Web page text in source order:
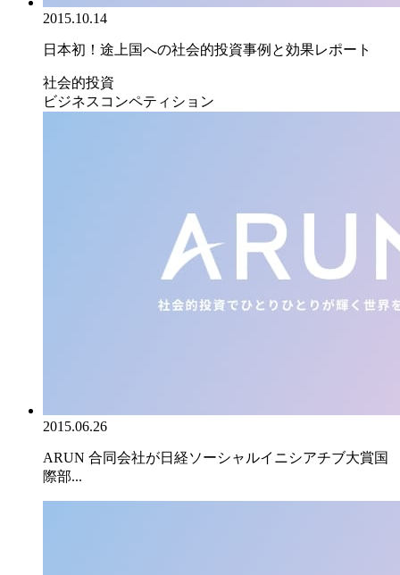
2015.10.14
日本初！途上国への社会的投資事例と効果レポート
社会的投資
ビジネスコンペティション
2015.06.26
ARUN 合同会社が日経ソーシャルイニシアチブ大賞国
際部...